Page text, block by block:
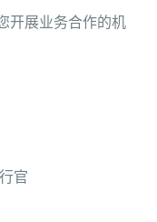
开展业务合作的机
官